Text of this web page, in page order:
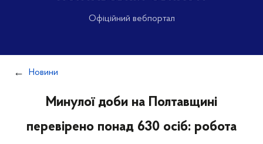
Офіційний вебпортал
Новини
Минулої доби на Полтавщині
перевірено понад 630 осіб: робота